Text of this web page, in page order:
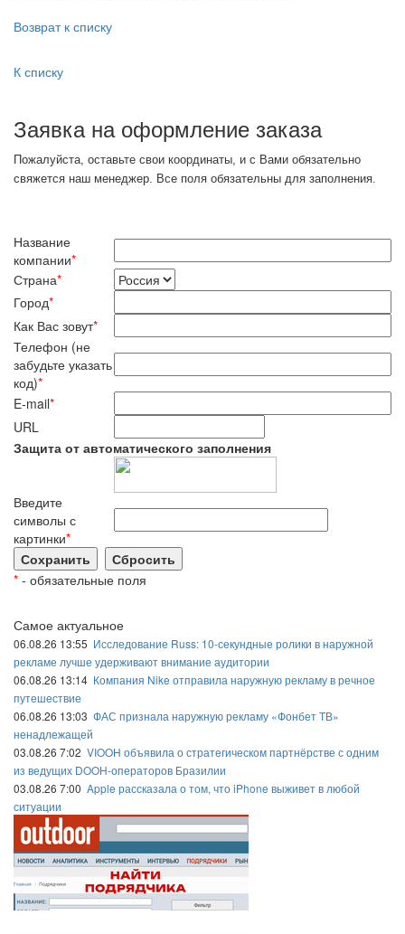
Возврат к списку
К списку
Заявка на оформление заказа
Пожалуйста, оставьте свои координаты, и с Вами обязательно
свяжется наш менеджер. Все поля обязательны для заполнения.
Название
компании*
Страна*
Город*
Как Вас зовут*
Телефон (не
забудьте указать
код)*
E-mail*
URL
Защита от автоматического заполнения
Введите
символы с
картинки*
* - обязательные поля
Самое актуальное
06.08.26 13:55 Исследование Russ: 10-секундные ролики в наружной
рекламе лучше удерживают внимание аудитории
06.08.26 13:14 Компания Nike отправила наружную рекламу в речное
путешествие
06.08.26 13:03 ФАС признала наружную рекламу «Фонбет ТВ»
ненадлежащей
03.08.26 7:02 VIOOH объявила о стратегическом партнёрстве с одним
из ведущих DOOH-операторов Бразилии
03.08.26 7:00 Apple рассказала о том, что iPhone выживет в любой
ситуации